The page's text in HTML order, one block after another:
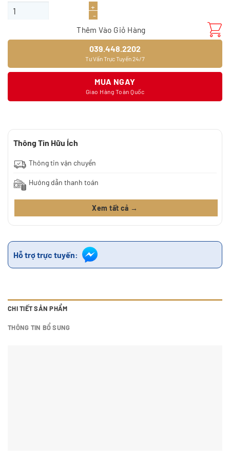
Giấy dán tường 9397-3 số lượng
Thêm Vào Giỏ Hàng
039.448.2202
Tư Vấn Trực Tuyến 24/7
MUA NGAY
Giao Hàng Toàn Quốc
Thông Tin Hữu Ích
Thông tin vận chuyển
Hướng dẫn thanh toán
Xem tất cả →
Hỗ trợ trực tuyến:
CHI TIẾT SẢN PHẨM
THÔNG TIN BỔ SUNG